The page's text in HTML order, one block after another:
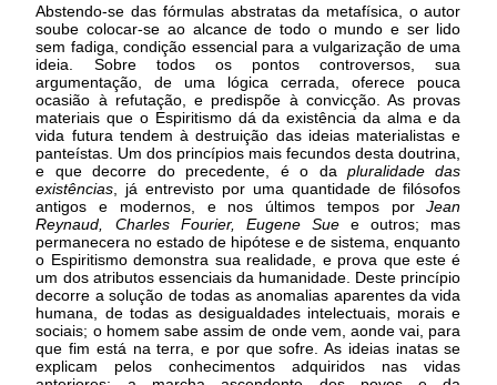
Abstendo-se das fórmulas abstratas da metafísica, o autor
soube colocar-se ao alcance de todo o mundo e ser lido
sem fadiga, condição essencial para a vulgarização de uma
ideia. Sobre todos os pontos controversos, sua
argumentação, de uma lógica cerrada, oferece pouca
ocasião à refutação, e predispõe à convicção. As provas
materiais que o Espiritismo dá da existência da alma e da
vida futura tendem à destruição das ideias materialistas e
panteístas. Um dos princípios mais fecundos desta doutrina,
e que decorre do precedente, é o da pluralidade das
existências , já entrevisto por uma quantidade de filósofos
antigos e modernos, e nos últimos tempos porJean
Reynaud, Charles Fourier, Eugene Suee outros; mas
permanecera no estado de hipótese e de sistema, enquanto
o Espiritismo demonstra sua realidade, e prova que este é
um dos atributos essenciais da humanidade. Deste princípio
decorre a solução de todas as anomalias aparentes da vida
humana, de todas as desigualdades intelectuais, morais e
sociais; o homem sabe assim de onde vem, aonde vai, para
que fim está na terra, e por que sofre. As ideias inatas se
explicam pelos conhecimentos adquiridos nas vidas